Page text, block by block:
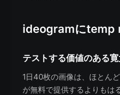
ideogramにtemp
テストする価値のある
1日40枚の画像は、ほとん
が無料で提供するよりもは